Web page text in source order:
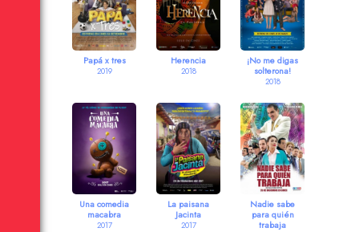
Papá x tres
2019
Herencia
2018
¡No me digas
solterona!
2018
Una comedia
macabra
2017
La paisana
Jacinta
2017
Nadie sabe
para quién
trabaja